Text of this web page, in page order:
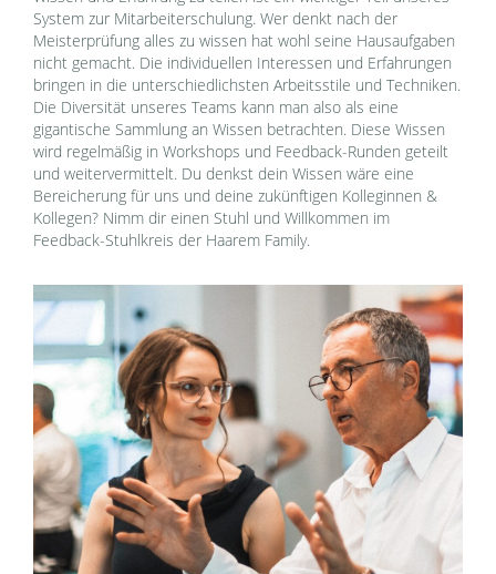
System zur Mitarbeiterschulung. Wer denkt nach der
Meisterprüfung alles zu wissen hat wohl seine Hausaufgaben
nicht gemacht. Die individuellen Interessen und Erfahrungen
bringen in die unterschiedlichsten Arbeitsstile und Techniken.
Die Diversität unseres Teams kann man also als eine
gigantische Sammlung an Wissen betrachten. Diese Wissen
wird regelmäßig in Workshops und Feedback-Runden geteilt
und weitervermittelt. Du denkst dein Wissen wäre eine
Bereicherung für uns und deine zukünftigen Kolleginnen &
Kollegen? Nimm dir einen Stuhl und Willkommen im
Feedback-Stuhlkreis der Haarem Family.